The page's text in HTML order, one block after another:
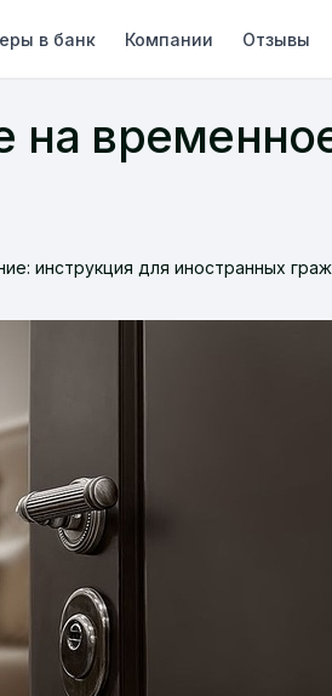
в банк Компании Отзывы
на
инструкция для иностранных